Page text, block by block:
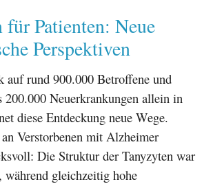
für Patienten: Neue
Perspektiven
auf rund 900.000 Betroffene und
Neuerkrankungen allein in
diese Entdeckung neue Wege.
Verstorbenen mit Alzheimer
Die Struktur der Tanyzyten war
während gleichzeitig hohe